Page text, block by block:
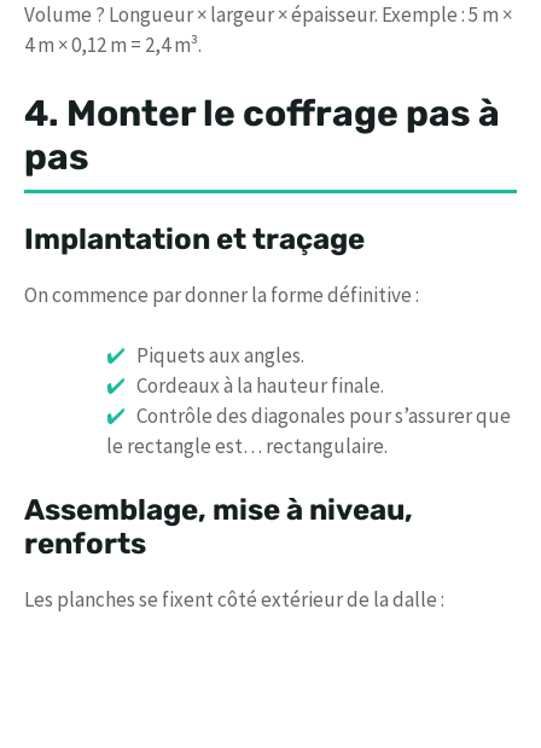
Volume ? Longueur × largeur × épaisseur. Exemple : 5 m ×
4 m × 0,12 m = 2,4 m³.
4. Monter le coffrage pas à
pas
Implantation et traçage
On commence par donner la forme définitive :
Piquets aux angles.
Cordeaux à la hauteur finale.
Contrôle des diagonales pour s’assurer que
le rectangle est… rectangulaire.
Assemblage, mise à niveau,
renforts
Les planches se fixent côté extérieur de la dalle :